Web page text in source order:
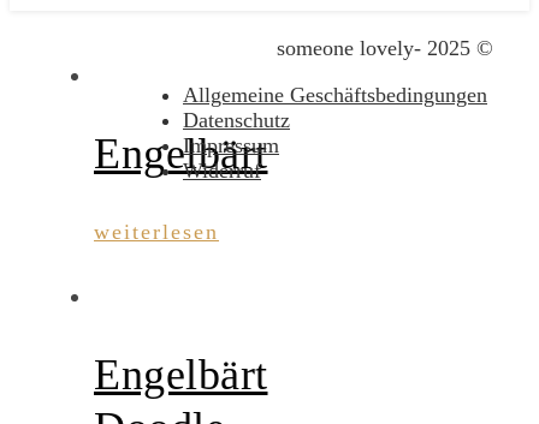
Engelbärt
weiterlesen
Engelbärt
someone lovely- 2025 ©
Allgemeine Geschäftsbedingungen
Datenschutz
Impressum
Widerruf